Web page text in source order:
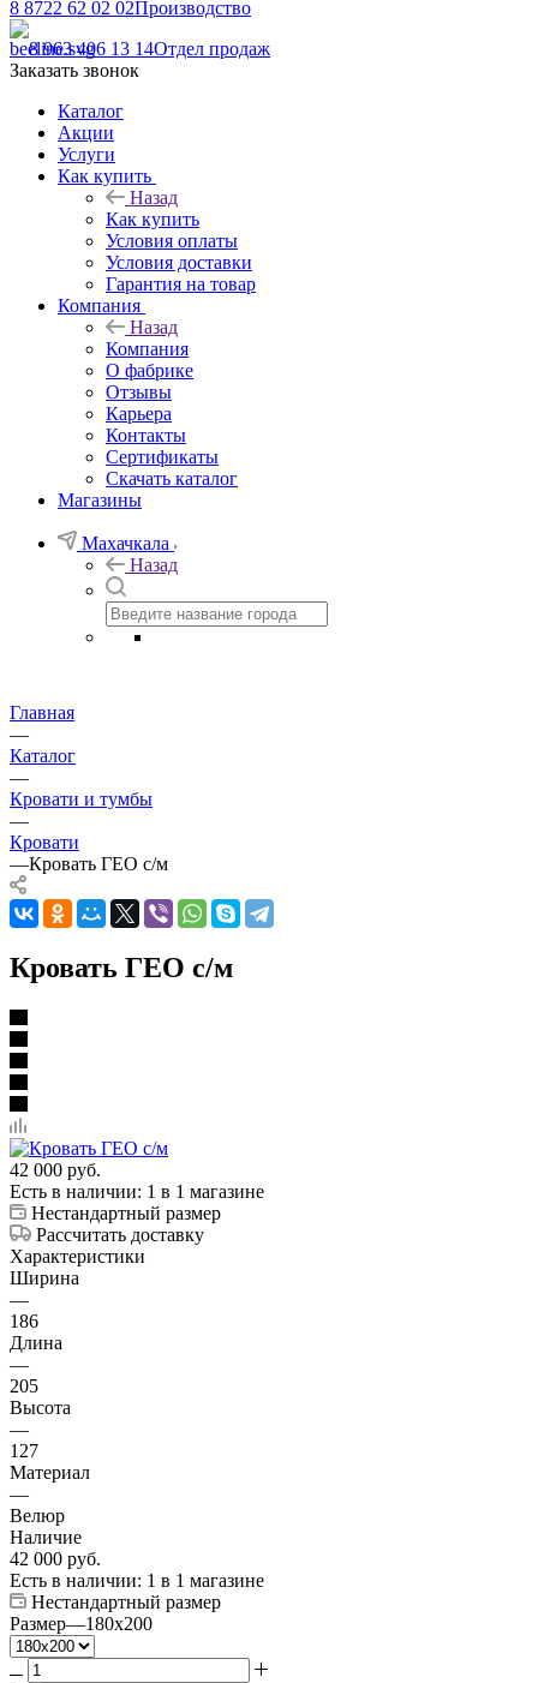
8 8722 62 02 02Производство
8 963 406 13 14Отдел продаж
Заказать звонок
Каталог
Акции
Услуги
Как купить
Назад
Как купить
Условия оплаты
Условия доставки
Гарантия на товар
Компания
Назад
Компания
О фабрике
Отзывы
Карьера
Контакты
Сертификаты
Скачать каталог
Магазины
Махачкала
Назад
Главная
—
Каталог
—
Кровати и тумбы
—
Кровати
—Кровать ГЕО с/м
Кровать ГЕО с/м
42 000 руб.
Есть в наличии: 1 в 1 магазине
Нестандартный размер
Рассчитать доставку
Характеристики
Ширина
—
186
Длина
—
205
Высота
—
127
Материал
—
Велюр
Наличие
42 000 руб.
Есть в наличии: 1 в 1 магазине
Нестандартный размер
Размер—180x200